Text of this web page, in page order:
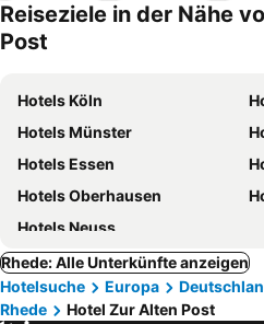
Reiseziele in der Nähe
Post
Hotels Köln
Hotels Münster
Hotels Essen
Hotels Oberhausen
Hotels Neuss
Rhede: Alle Unterkünfte anzeigen
Hotelsuche
Europa
Rhede
Hotel Zur Alten Post